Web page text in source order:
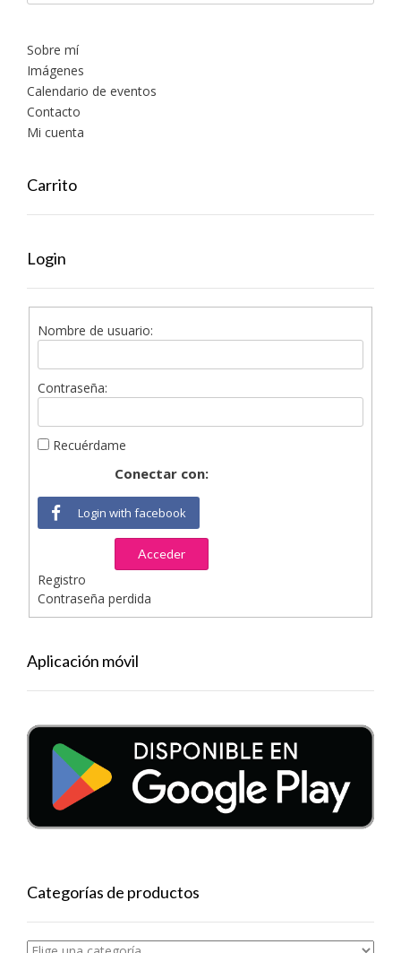
Sobre mí
Imágenes
Calendario de eventos
Contacto
Mi cuenta
Carrito
Login
Nombre de usuario:
Contraseña:
Recuérdame
Conectar con:
Login with facebook
Acceder
Registro
Contraseña perdida
Aplicación móvil
Categorías de productos